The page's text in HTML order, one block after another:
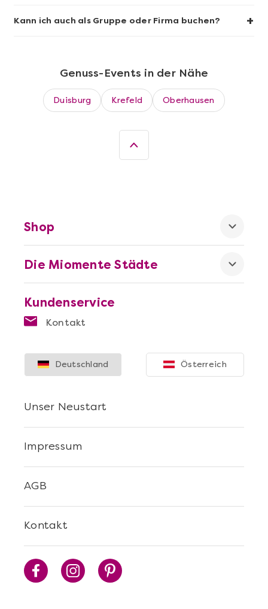
Wein- & Käse-Genuss@Home für 2
Mehr anzeigen
Die beste Pizza@Home
Kann ich auch als Gruppe oder Firma buchen? +
Genuss-Events in der Nähe
Duisburg Krefeld Oberhausen
Kundenservice
Kontakt
Die Miomente Städte
Shop
Kontakt
AGB
Impressum
Unser Neustart
Deutschland Österreich